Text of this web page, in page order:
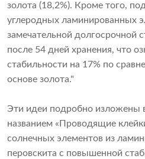
золота (18,2%). Кроме того,
углеродных ламинированных
замечательной долгосрочной
после 54 дней хранения, что
стабильности на 17% по
основе золота."
Эти идеи подробно изложены
названием «Проводящие
солнечных элементов из
перовскита с повышенной